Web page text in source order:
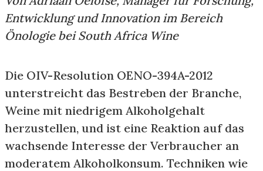
Entwicklung und Innovation im Bereich
Önologie bei South Africa Wine
Die OIV-Resolution OENO-394A-2012
unterstreicht das Bestreben der Branche,
Weine mit niedrigem Alkoholgehalt
herzustellen, und ist eine Reaktion auf das
wachsende Interesse der Verbraucher an
moderatem Alkoholkonsum. Techniken wie